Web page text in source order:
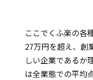
ここでくふ楽の各
27万円を超え、創
しい企業であるか
は全業態での平均